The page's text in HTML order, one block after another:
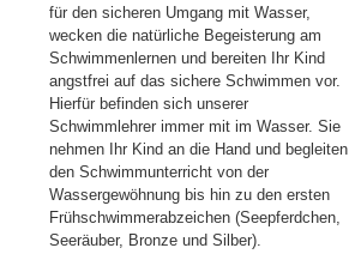
für den sicheren Umgang mit Wasser,
wecken die natürliche Begeisterung am
Schwimmenlernen und bereiten Ihr Kind
angstfrei auf das sichere Schwimmen vor.
Hierfür befinden sich unserer
Schwimmlehrer immer mit im Wasser. Sie
nehmen Ihr Kind an die Hand und begleiten
den Schwimmunterricht von der
Wassergewöhnung bis hin zu den ersten
Frühschwimmerabzeichen (Seepferdchen,
Seeräuber, Bronze und Silber).